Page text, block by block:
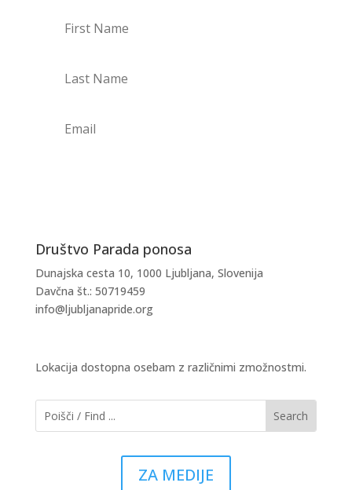
Društvo Parada ponosa
Dunajska cesta 10, 1000 Ljubljana, Slovenija
Davčna št.: 50719459
info@ljubljanapride.org
Lokacija dostopna osebam z različnimi zmožnostmi.
ZA MEDIJE